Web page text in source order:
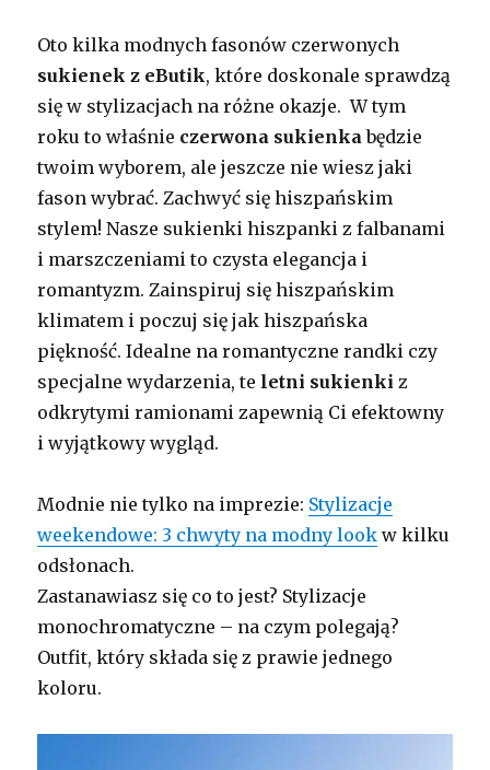
Oto kilka modnych fasonów czerwonych
sukienek z eButik, które doskonale sprawdzą
się w stylizacjach na różne okazje. W tym
roku to właśnie czerwona sukienkabędzie
twoim wyborem, ale jeszcze nie wiesz jaki
fason wybrać. Zachwyć się hiszpańskim
stylem! Nasze sukienki hiszpanki z falbanami
i marszczeniami to czysta elegancja i
romantyzm. Zainspiruj się hiszpańskim
klimatem i poczuj się jak hiszpańska
piękność. Idealne na romantyczne randki czy
specjalne wydarzenia, te letni sukienki z
odkrytymi ramionami zapewnią Ci efektowny
i wyjątkowy wygląd.
Modnie nie tylko na imprezie: Stylizacje
weekendowe: 3 chwyty na modny look w kilku
odsłonach.
Zastanawiasz się co to jest? Stylizacje
monochromatyczne – na czym polegają?
Outfit, który składa się z prawie jednego
koloru.